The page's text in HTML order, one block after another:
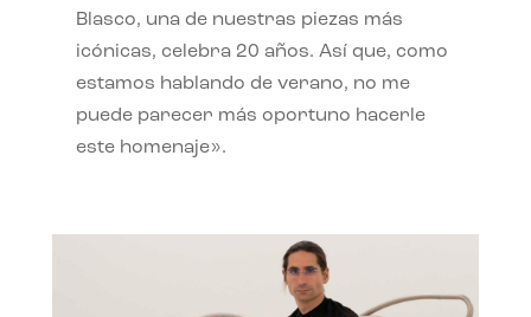
Blasco, una de nuestras piezas más
icónicas, celebra 20 años. Así que, como
estamos hablando de verano, no me
puede parecer más oportuno hacerle
este homenaje».